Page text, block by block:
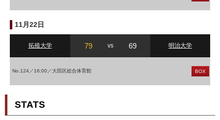
11月22日
拓殖大学 79 vs 69 明治大学
No.124／16:00／大田区総合体育館 BOX
STATS